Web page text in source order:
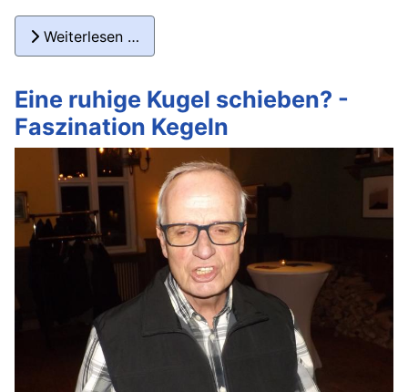
Weiterlesen …
Eine ruhige Kugel schieben? -
Faszination Kegeln